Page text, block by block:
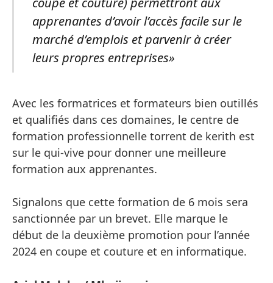
apprenantes d’avoir l’accès facile sur le
marché d’emplois et parvenir à créer
leurs propres entreprises»
Avec les formatrices et formateurs bien outillés
et qualifiés dans ces domaines, le centre de
formation professionnelle torrent de kerith est
sur le qui-vive pour donner une meilleure
formation aux apprenantes.
Signalons que cette formation de 6 mois sera
sanctionnée par un brevet. Elle marque le
début de la deuxième promotion pour l’année
2024 en coupe et couture et en informatique.